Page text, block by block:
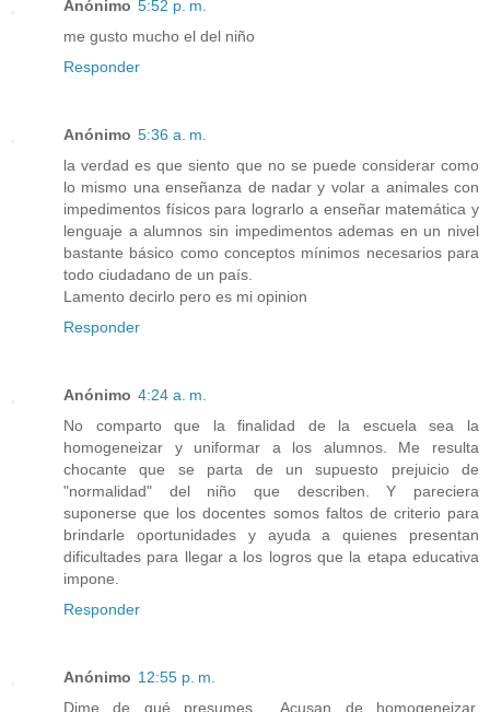
Anónimo 5:52 p. m.
me gusto mucho el del niño
Responder
Anónimo 5:36 a. m.
la verdad es que siento que no se puede considerar como
lo mismo una enseñanza de nadar y volar a animales con
impedimentos físicos para lograrlo a enseñar matemática y
lenguaje a alumnos sin impedimentos ademas en un nivel
bastante básico como conceptos mínimos necesarios para
todo ciudadano de un país.
Lamento decirlo pero es mi opinion
Responder
Anónimo 4:24 a. m.
No comparto que la finalidad de la escuela sea la
homogeneizar y uniformar a los alumnos. Me resulta
chocante que se parta de un supuesto prejuicio de
"normalidad" del niño que describen. Y pareciera
suponerse que los docentes somos faltos de criterio para
brindarle oportunidades y ayuda a quienes presentan
dificultades para llegar a los logros que la etapa educativa
impone.
Responder
Anónimo 12:55 p. m.
Dime de qué presumes… Acusan de homogeneizar,